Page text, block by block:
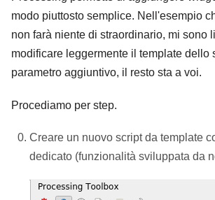
modo piuttosto semplice. Nell'esempio
non farà niente di straordinario, mi sono
modificare leggermente il template dello
parametro aggiuntivo, il resto sta a voi.
Procediamo per step.
Creare un nuovo script da template
dedicato (funzionalità sviluppata da